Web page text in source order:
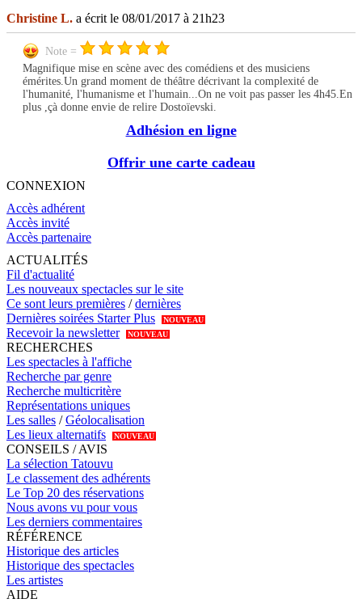
Christine L. a écrit le 08/01/2017 à 21h23
Note =
Magnifique mise en scène avec des comédiens et des musiciens
émérites.Un grand moment de théâtre décrivant la complexité de
l'humanité, l'humanisme et l'humain...On ne voit pas passer les 4h45.En
plus ,çà donne envie de relire Dostoïevski.
Adhésion en ligne
Offrir une carte cadeau
CONNEXION
Accès adhérent
Accès invité
Accès partenaire
ACTUALITÉS
Fil d'actualité
Les nouveaux spectacles sur le site
Ce sont leurs premières /dernières
Dernières soirées Starter Plus
NOUVEAU
Recevoir la newsletter NOUVEAU
RECHERCHES
Les spectacles à l'affiche
Recherche par genre
Recherche multicritère
Représentations uniques
Les salles /Géolocalisation
Les lieux alternatifs
NOUVEAU
CONSEILS / AVIS
La sélection Tatouvu
Le classement des adhérents
Le Top 20 des réservations
Nous avons vu pour vous
Les derniers commentaires
RÉFÉRENCE
Historique des articles
Historique des spectacles
Les artistes
AIDE